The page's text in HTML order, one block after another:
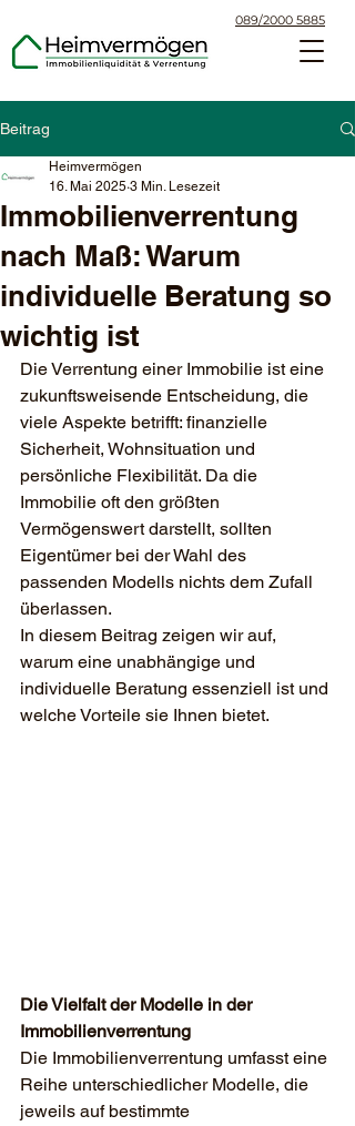
089/2000 5885
Beitrag
Immobilienverrentung
nach Maß: Warum
individuelle Beratung so
wichtig ist
Heimvermögen
16. Mai 2025 3 Min. Lesezeit
Die Verrentung einer Immobilie ist eine
zukunftsweisende Entscheidung, die
viele Aspekte betrifft: finanzielle
Sicherheit, Wohnsituation und
persönliche Flexibilität. Da die
Immobilie oft den größten
Vermögenswert darstellt, sollten
Eigentümer bei der Wahl des
passenden Modells nichts dem Zufall
überlassen.
In diesem Beitrag zeigen wir auf,
warum eine unabhängige und
individuelle Beratung essenziell ist und
welche Vorteile sie Ihnen bietet.
Die Vielfalt der Modelle in der
Immobilienverrentung
Die Immobilienverrentung umfasst eine
Reihe unterschiedlicher Modelle, die
jeweils auf bestimmte